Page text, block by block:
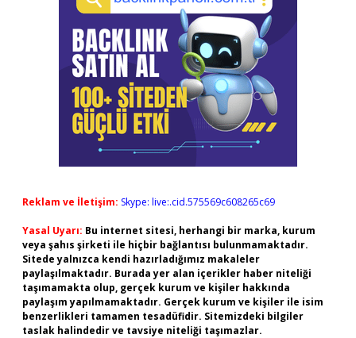
Reklam ve İletişim: Skype: live:.cid.575569c608265c69
Yasal Uyarı: Bu internet sitesi, herhangi bir marka, kurum
veya şahıs şirketi ile hiçbir bağlantısı bulunmamaktadır.
Sitede yalnızca kendi hazırladığımız makaleler
paylaşılmaktadır. Burada yer alan içerikler haber niteliği
taşımamakta olup, gerçek kurum ve kişiler hakkında
paylaşım yapılmamaktadır. Gerçek kurum ve kişiler ile isim
benzerlikleri tamamen tesadüfidir. Sitemizdeki bilgiler
taslak halindedir ve tavsiye niteliği taşımazlar.